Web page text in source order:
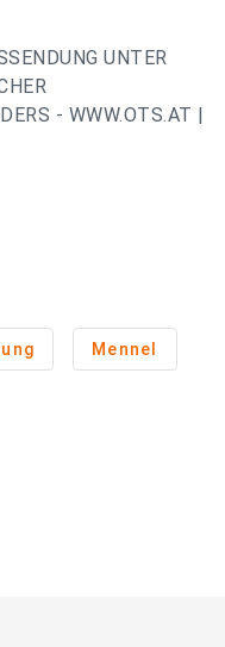
UNTER
- WWW.OTS.AT |
Mennel